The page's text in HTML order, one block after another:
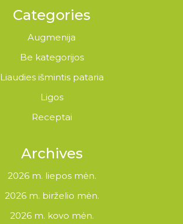
Categories
Augmenija
Be kategorijos
Liaudies išmintis pataria
Ligos
Receptai
Archives
2026 m. liepos mėn.
2026 m. birželio mėn.
2026 m. kovo mėn.